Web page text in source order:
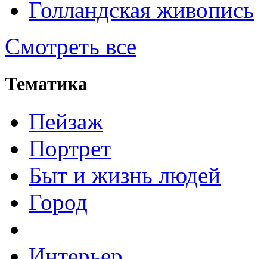
Голландская живопись
Смотреть все
Тематика
Пейзаж
Портрет
Быт и жизнь людей
Город